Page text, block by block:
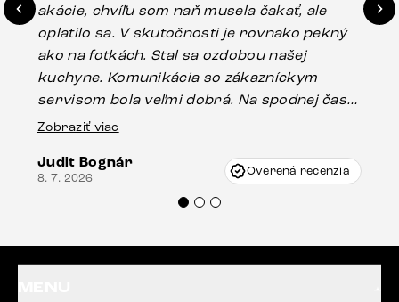
akácie, chvíľu som naň musela čakať, ale
oplatilo sa. V skutočnosti je rovnako pekný
ako na fotkách. Stal sa ozdobou našej
kuchyne. Komunikácia so zákazníckym
servisom bola veľmi dobrá. Na spodnej časti
stola bolo malé poškodenie, pravdepodobne
Vincze pri riešení mojej záležitosti pristúpili
veľmi korektne. Odporúčam produkty Delife
Zobraziť viac
Judit Bognár
8. 7. 2026 Overená recenzia